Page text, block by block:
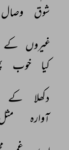
شوق
وصال
غیروں کے
کیا
خوب
دکھلا
کے
آوارہ